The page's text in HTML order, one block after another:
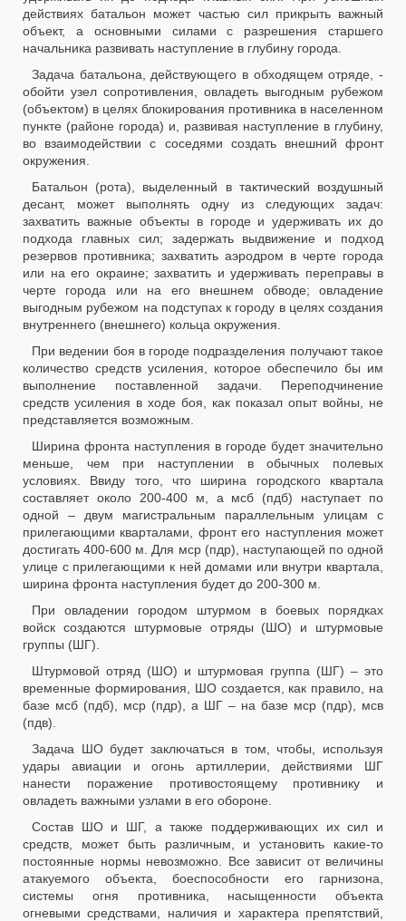
действиях батальон может частью сил прикрыть важный
объект, а основными силами с разрешения старшего
начальника развивать наступление в глубину города.
Задача батальона, действующего в обходящем отряде, -
обойти узел сопротивления, овладеть выгодным рубежом
(объектом) в целях блокирования противника в населенном
пункте (районе города) и, развивая наступление в глубину,
во взаимодействии с соседями создать внешний фронт
окружения.
Батальон (рота), выделенный в тактический воздушный
десант, может выполнять одну из следующих задач:
захватить важные объекты в городе и удерживать их до
подхода главных сил; задержать выдвижение и подход
резервов противника; захватить аэродром в черте города
или на его окраине; захватить и удерживать переправы в
черте города или на его внешнем обводе; овладение
выгодным рубежом на подступах к городу в целях создания
внутреннего (внешнего) кольца окружения.
При ведении боя в городе подразделения получают такое
количество средств усиления, которое обеспечило бы им
выполнение поставленной задачи. Переподчинение
средств усиления в ходе боя, как показал опыт войны, не
представляется возможным.
Ширина фронта наступления в городе будет значительно
меньше, чем при наступлении в обычных полевых
условиях. Ввиду того, что ширина городского квартала
составляет около 200-400 м, а мсб (пдб) наступает по
одной – двум магистральным параллельным улицам с
прилегающими кварталами, фронт его наступления может
достигать 400-600 м. Для мср (пдр), наступающей по одной
улице с прилегающими к ней домами или внутри квартала,
ширина фронта наступления будет до 200-300 м.
При овладении городом штурмом в боевых порядках
войск создаются штурмовые отряды (ШО) и штурмовые
группы (ШГ).
Штурмовой отряд (ШО) и штурмовая группа (ШГ) – это
временные формирования, ШО создается, как правило, на
базе мсб (пдб), мср (пдр), а ШГ – на базе мср (пдр), мсв
(пдв).
Задача ШО будет заключаться в том, чтобы, используя
удары авиации и огонь артиллерии, действиями ШГ
нанести поражение противостоящему противнику и
овладеть важными узлами в его обороне.
Состав ШО и ШГ, а также поддерживающих их сил и
средств, может быть различным, и установить какие-то
постоянные нормы невозможно. Все зависит от величины
атакуемого объекта, боеспособности его гарнизона,
системы огня противника, насыщенности объекта
огневыми средствами, наличия и характера препятствий,